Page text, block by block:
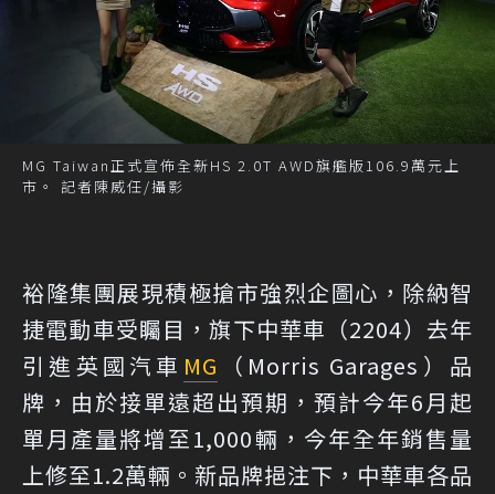
MG Taiwan正式宣佈全新HS 2.0T AWD旗艦版106.9萬元上
市。 記者陳威任/攝影
裕隆集團展現積極搶市強烈企圖心，除納智
捷電動車受矚目，旗下中華車（2204）去年
引進英國汽車 MG （Morris Garages）品
牌，由於接單遠超出預期，預計今年6月起
單月產量將增至1,000輛，今年全年銷售量
上修至1.2萬輛。新品牌挹注下，中華車各品